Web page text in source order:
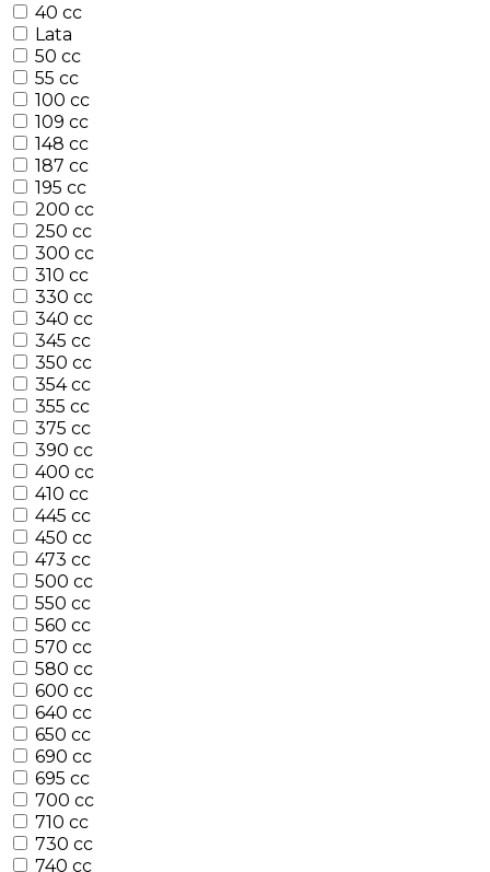
40 cc
Lata
50 cc
55 cc
100 cc
109 cc
148 cc
187 cc
195 cc
200 cc
250 cc
300 cc
310 cc
330 cc
340 cc
345 cc
350 cc
354 cc
355 cc
375 cc
390 cc
400 cc
410 cc
445 cc
450 cc
473 cc
500 cc
550 cc
560 cc
570 cc
580 cc
600 cc
640 cc
650 cc
690 cc
695 cc
700 cc
710 cc
730 cc
740 cc